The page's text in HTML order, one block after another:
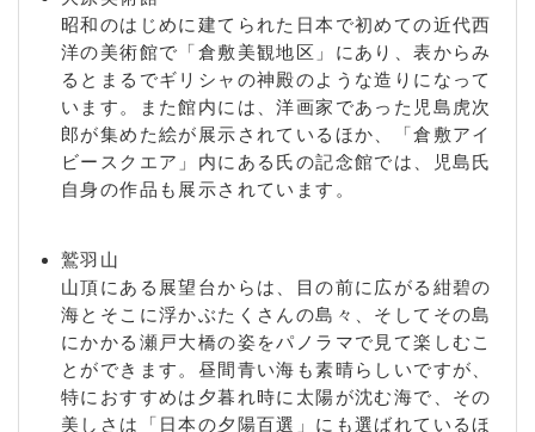
昭和のはじめに建てられた日本で初めての近代西
洋の美術館で「倉敷美観地区」にあり、表からみ
るとまるでギリシャの神殿のような造りになって
います。また館内には、洋画家であった児島虎次
郎が集めた絵が展示されているほか、「倉敷アイ
ビースクエア」内にある氏の記念館では、児島氏
自身の作品も展示されています。
鷲羽山
山頂にある展望台からは、目の前に広がる紺碧の
海とそこに浮かぶたくさんの島々、そしてその島
にかかる瀬戸大橋の姿をパノラマで見て楽しむこ
とができます。昼間青い海も素晴らしいですが、
特におすすめは夕暮れ時に太陽が沈む海で、その
美しさは「日本の夕陽百選」にも選ばれているほ